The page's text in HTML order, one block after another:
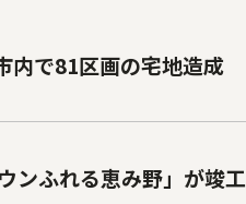
内で81区画の宅地造成
ンふれる恵み野」が竣工